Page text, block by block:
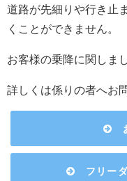
道路が先細りや行き止
くことができません。
お客様の乗降に関しま
詳しくは係りの者へお
フリー